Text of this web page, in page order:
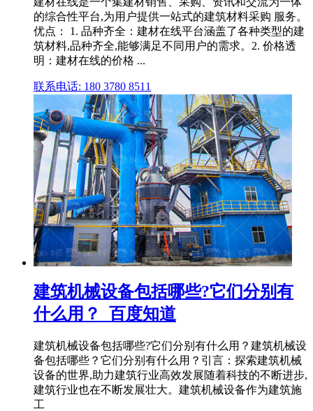
的综合性平台,为用户提供一站式的建筑材料采购 服务。
优点： 1. 品种齐全：建材在线平台涵盖了各种类型的建
筑材料,品种齐全,能够满足不同用户的需求。2. 价格透
明：建材在线的价格 ...
联系电话: 180 3780 8511
建筑机械设备包括哪些?它们分别有
什么用？_百度知道
建筑机械设备包括哪些?它们分别有什么用？建筑机械设
备包括哪些？它们分别有什么用？引言：探索建筑机械
设备的世界,助力建筑行业高效发展随着科技的不断进步,
建筑行业也在不断发展壮大。建筑机械设备作为建筑施
工